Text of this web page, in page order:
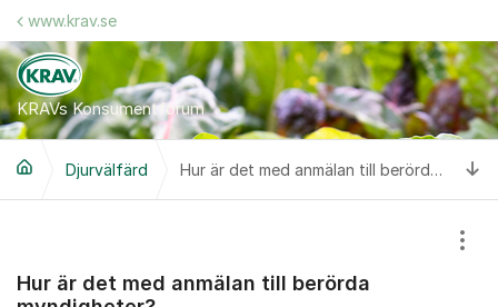
Hoppa till innehåll
KRAVs Konsumentforum
www.krav.se
Djurvälfärd Hur är det med anmälan till berörda myndigheter?
Hur är det med anmälan till berörda